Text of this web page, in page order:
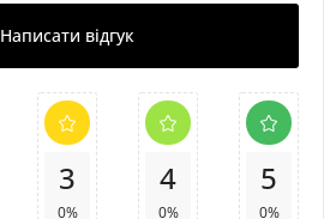
Написати відгук
3
0%
4
0%
5
0%